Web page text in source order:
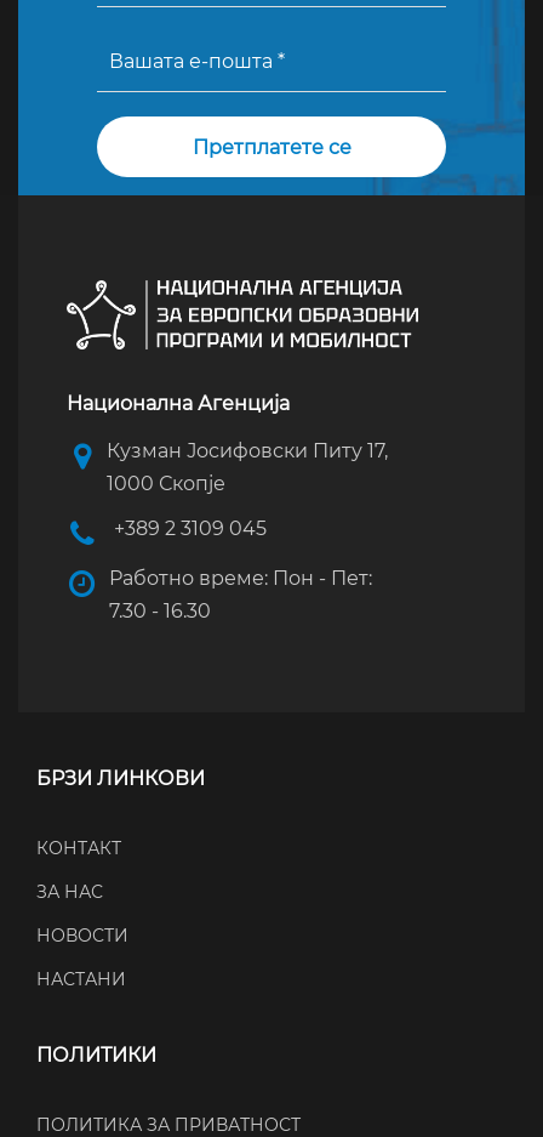
Национална Агенција
Кузман Јосифовски Питу 17,
1000 Скопје
+389 2 3109 045
Работно време: Пон - Пет:
7.30 - 16.30
БРЗИ ЛИНКОВИ
КОНТАКТ
ЗА НАС
НОВОСТИ
НАСТАНИ
ПОЛИТИКИ
ПОЛИТИКА ЗА ПРИВАТНОСТ